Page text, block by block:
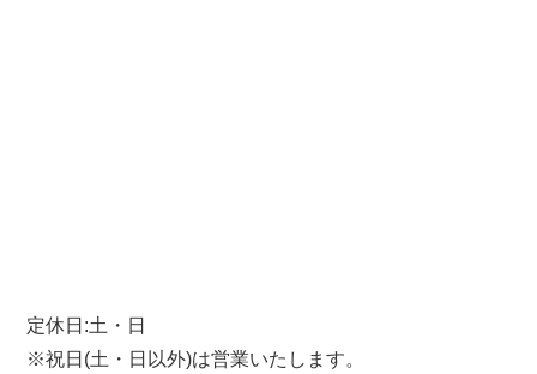
定休日:土・日
※祝日(土・日以外)は営業いたします。